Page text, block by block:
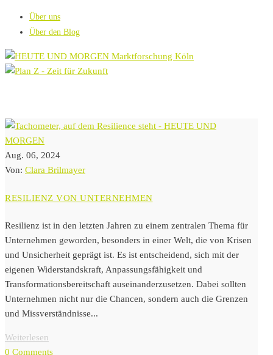
Über uns
Über den Blog
Aug. 06, 2024
Von: Clara Brilmayer
RESILIENZ VON UNTERNEHMEN
Resilienz ist in den letzten Jahren zu einem zentralen Thema für
Unternehmen geworden, besonders in einer Welt, die von Krisen
und Unsicherheit geprägt ist. Es ist entscheidend, sich mit der
eigenen Widerstandskraft, Anpassungsfähigkeit und
Transformationsbereitschaft auseinanderzusetzen. Dabei sollten
Unternehmen nicht nur die Chancen, sondern auch die Grenzen
und Missverständnisse...
Weiterlesen
0 Comments